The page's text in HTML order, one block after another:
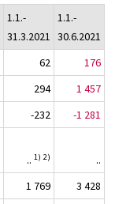
1.1.-
31.3.2021
1.1.-
30.6.2021
62
176
294
1 457
-232
-1 281
.. 1) 2)
..
1 769
3 428